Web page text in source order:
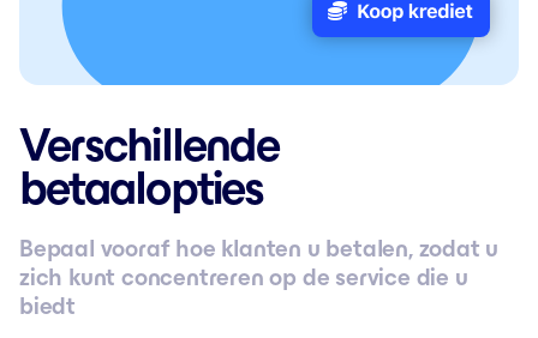
Verschillende
betaalopties
Bepaal vooraf hoe klanten u betalen, zodat u
zich kunt concentreren op de service die u
biedt